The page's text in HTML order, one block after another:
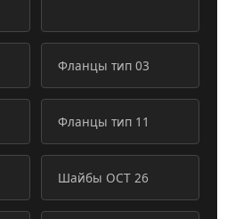
Фланцы тип 03
Фланцы тип 11
Шайбы ОСТ 26